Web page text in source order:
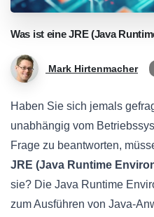
Was ist eine JRE (Java
Mark Hirtenmacher
Haben Sie sich jemals
unabhängig vom
Frage zu beantworten,
JRE (Java Runtime
sie? Die Java Runtime
zum Ausführen von Java-